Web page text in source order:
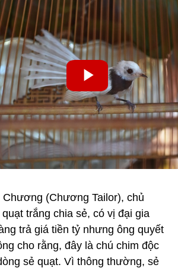
(Chương Tailor), chủ
trắng chia sẻ, có vị đại gia
trả giá tiền tỷ nhưng ông quyết
cho rằng, đây là chú chim độc
sẻ quạt. Vì thông thường, sẻ